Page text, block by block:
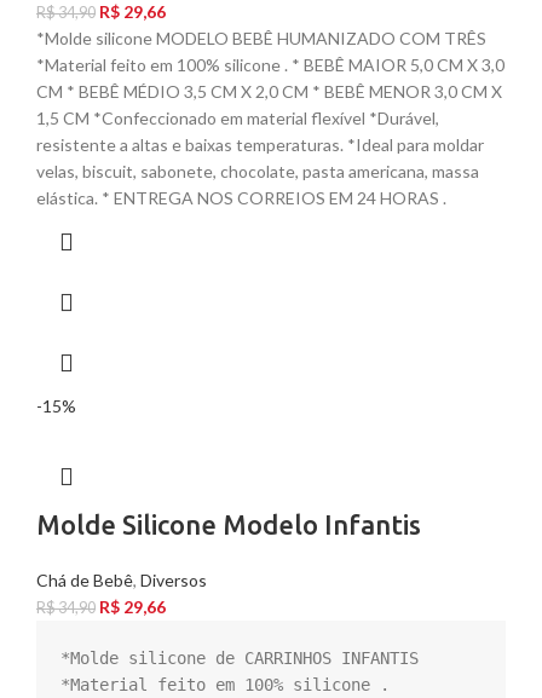
R$34,90 R$ 29,66
*Molde silicone MODELO BEBÊ HUMANIZADO COM TRÊS
*Material feito em 100% silicone . * BEBÊ MAIOR 5,0 CM X 3,0
CM * BEBÊ MÉDIO 3,5 CM X 2,0 CM * BEBÊ MENOR 3,0 CM X
1,5 CM *Confeccionado em material flexível *Durável,
resistente a altas e baixas temperaturas. *Ideal para moldar
velas, biscuit, sabonete, chocolate, pasta americana, massa
elástica. * ENTREGA NOS CORREIOS EM 24 HORAS .
-15%
Molde Silicone Modelo Infantis
Chá de Bebê, Diversos
R$34,90 R$ 29,66
*Molde silicone de CARRINHOS INFANTIS
*Material feito em 100% silicone .